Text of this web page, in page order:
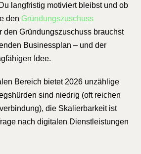
langfristig motiviert bleibst und ob
den Gründungszuschuss
den Gründungszuschuss brauchst
Businessplan – und der
Idee.
Bereich bietet 2026 unzählige
sind niedrig (oft reichen
die Skalierbarkeit ist
nach digitalen Dienstleistungen